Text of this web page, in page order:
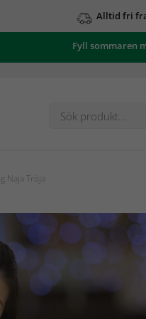
Alltid fri
Fyll sommaren
Naja Tröja